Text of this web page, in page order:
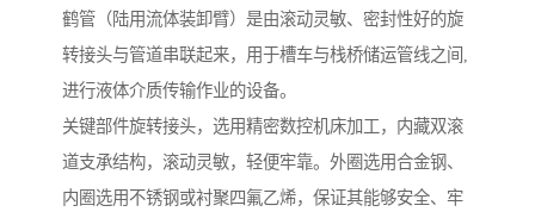
鹤管（陆用流体装卸臂）是由滚动灵敏、密封性好的旋
转接头与管道串联起来，用于槽车与栈桥储运管线之间,
进行液体介质传输作业的设备。
关键部件旋转接头，选用精密数控机床加工，内藏双滚
道支承结构，滚动灵敏，轻便牢靠。外圈选用合金钢、
内圈选用不锈钢或衬聚四氟乙烯，保证其能够安全、牢